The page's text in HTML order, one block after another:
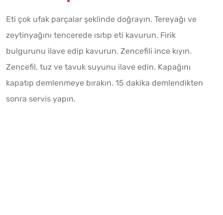
Eti çok ufak parçalar şeklinde doğrayın. Tereyağı ve
zeytinyağını tencerede ısıtıp eti kavurun. Firik
bulgurunu ilave edip kavurun. Zencefili ince kıyın.
Zencefil, tuz ve tavuk suyunu ilave edin. Kapağını
kapatıp demlenmeye bırakın. 15 dakika demlendikten
sonra servis yapın.